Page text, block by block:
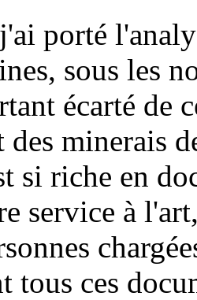
porté
sous les
écarté de
des minerais
si riche en
service à
tous ces